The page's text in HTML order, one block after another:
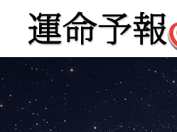
運命予報